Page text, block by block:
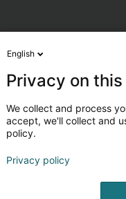
English
Privacy on
We collect and process
accept, we'll collect and
policy.
Privacy policy